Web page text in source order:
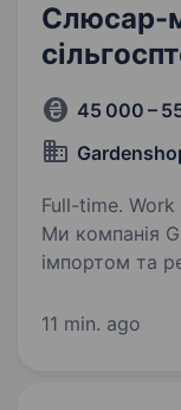
Слюсар-
45 000 –
Full-time.
Ми компанія
імпортом та
мототрактори
11 min. ago